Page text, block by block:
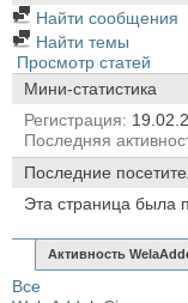
Найти сообщения
Найти темы
Просмотр статей
Мини-статистика
Регистрация
Последняя
Последние
Эта страница была
Активность
Все